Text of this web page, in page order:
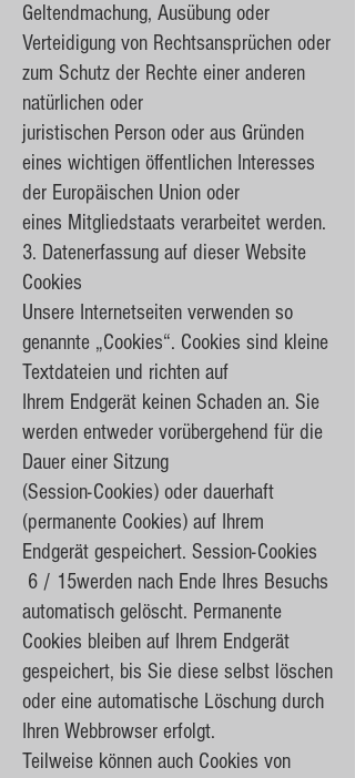
Geltendmachung, Ausübung oder
Verteidigung von Rechtsansprüchen oder
zum Schutz der Rechte einer anderen
natürlichen oder
juristischen Person oder aus Gründen
eines wichtigen öffentlichen Interesses
der Europäischen Union oder
eines Mitgliedstaats verarbeitet werden.
3. Datenerfassung auf dieser Website
Cookies
Unsere Internetseiten verwenden so
genannte „Cookies“. Cookies sind kleine
Textdateien und richten auf
Ihrem Endgerät keinen Schaden an. Sie
werden entweder vorübergehend für die
Dauer einer Sitzung
(Session-Cookies) oder dauerhaft
(permanente Cookies) auf Ihrem
Endgerät gespeichert. Session-Cookies
6 / 15werden nach Ende Ihres Besuchs
automatisch gelöscht. Permanente
Cookies bleiben auf Ihrem Endgerät
gespeichert, bis Sie diese selbst löschen
oder eine automatische Löschung durch
Ihren Webbrowser erfolgt.
Teilweise können auch Cookies von